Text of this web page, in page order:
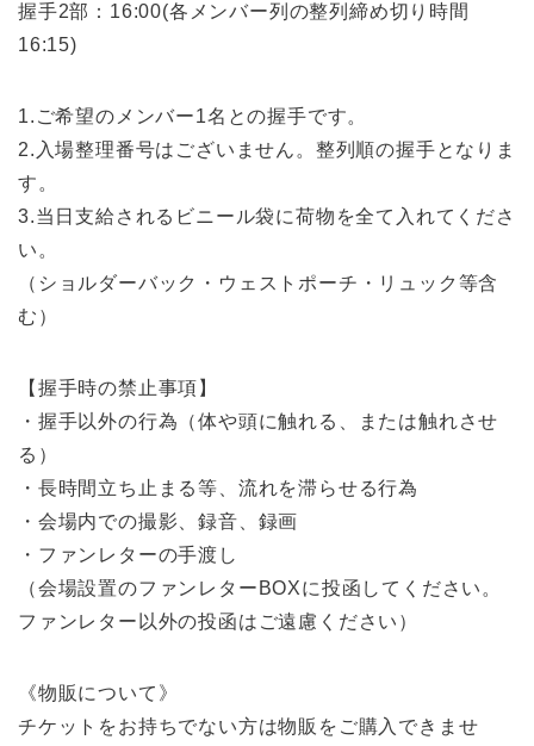
握手2部：16:00(各メンバー列の整列締め切り時間
16:15)
1.ご希望のメンバー1名との握手です。
2.入場整理番号はございません。整列順の握手となりま
す。
3.当日支給されるビニール袋に荷物を全て入れてくださ
い。
（ショルダーバック・ウェストポーチ・リュック等含
む）
【握手時の禁止事項】
・握手以外の行為（体や頭に触れる、または触れさせ
る）
・長時間立ち止まる等、流れを滞らせる行為
・会場内での撮影、録音、録画
・ファンレターの手渡し
（会場設置のファンレターBOXに投函してください。
ファンレター以外の投函はご遠慮ください）
《物販について》
チケットをお持ちでない方は物販をご購入できませ